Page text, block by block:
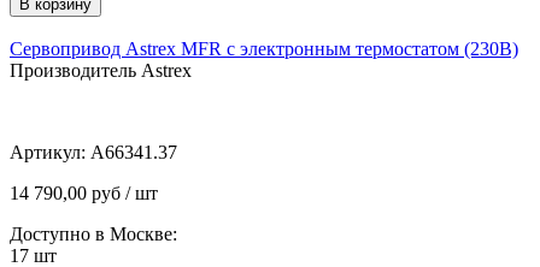
Сервопривод Astrex MFR с электронным термостатом (230В)
Производитель Astrex
Артикул: A66341.37
14 790,00 руб / шт
Доступно в Москве:
17 шт